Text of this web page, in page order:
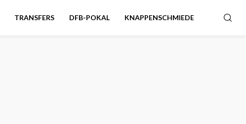
TRANSFERS DFB-POKAL KNAPPENSCHMIEDE